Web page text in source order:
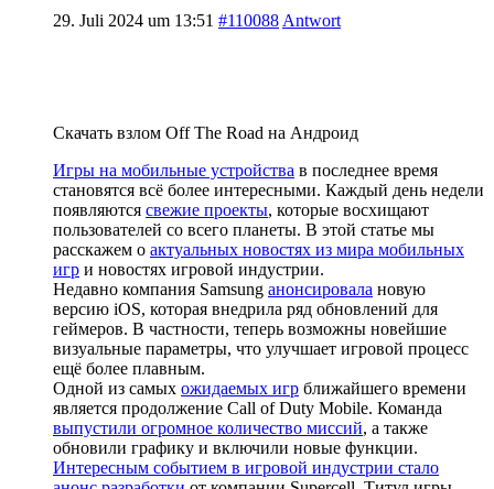
29. Juli 2024 um 13:51 #110088 Antwort
Скачать взлом Off The Road на Андроид
Игры на мобильные устройства в последнее время
становятся всё более интересными. Каждый день недели
появляются свежие проекты, которые восхищают
пользователей со всего планеты. В этой статье мы
расскажем о актуальных новостях из мира мобильных
игр и новостях игровой индустрии.
Недавно компания Samsung анонсировала новую
версию iOS, которая внедрила ряд обновлений для
геймеров. В частности, теперь возможны новейшие
визуальные параметры, что улучшает игровой процесс
ещё более плавным.
Одной из самых ожидаемых игр ближайшего времени
является продолжение Call of Duty Mobile. Команда
выпустили огромное количество миссий, а также
обновили графику и включили новые функции.
Интересным событием в игровой индустрии стало